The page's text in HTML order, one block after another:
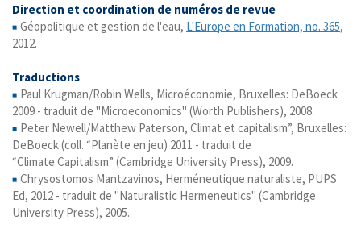
Direction et coordination de numéros de revue
Géopolitique et gestion de l'eau, L'Europe en Formation, no. 365,
2012.
Traductions
Paul Krugman/Robin Wells, Microéconomie, Bruxelles: DeBoeck
2009 - traduit de "Microeconomics" (Worth Publishers), 2008.
Peter Newell/Matthew Paterson, Climat et capitalism”, Bruxelles:
DeBoeck (coll. “Planète en jeu) 2011 - traduit de
“Climate Capitalism” (Cambridge University Press), 2009.
Chrysostomos Mantzavinos, Herméneutique naturaliste, PUPS
Ed, 2012 - traduit de "Naturalistic Hermeneutics" (Cambridge
University Press), 2005.